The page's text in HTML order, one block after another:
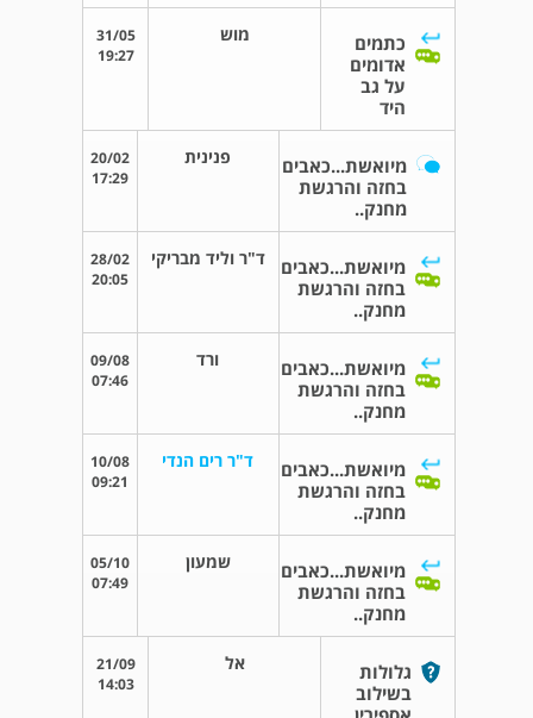
כתמים
אדומים
על גב
היד
מוש
31/05
19:27
מיואשת...כאבים
בחזה והרגשת
מחנק..
פנינית
20/02
17:29
מיואשת...כאבים
בחזה והרגשת
מחנק..
ד"ר וליד מבריקי
28/02
20:05
מיואשת...כאבים
בחזה והרגשת
מחנק..
ורד
09/08
07:46
מיואשת...כאבים
בחזה והרגשת
מחנק..
ד"ר רים הנדי
10/08
09:21
מיואשת...כאבים
בחזה והרגשת
מחנק..
שמעון
05/10
07:49
גלולות
בשילוב
אל
21/09
14:03